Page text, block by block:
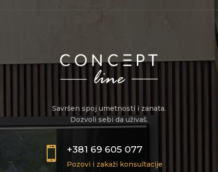
Savršen spoj umetnosti i zanata.
Dozvoli sebi da uživaš.
 +381 69 605 077
Pozovi i zakaži konsultacije